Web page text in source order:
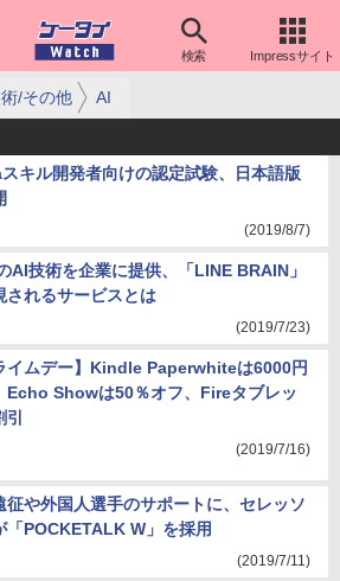
検索 Impressサイト
/その他 AI
キル開発者向けの認定試験、日本語版
(2019/8/7)
AI技術を企業に提供、「LINE BRAIN」
されるサービスとは
(2019/7/23)
イムデー】Kindle Paperwhiteは6000円
Echo Showは50％オフ、Fireタブレッ
引
(2019/7/16)
征や外国人選手のサポートに、セレッソ
「POCKETALK W」を採用
(2019/7/11)